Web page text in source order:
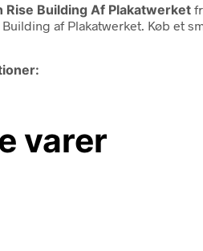
Rise Building Af Plakatwerket
Building af Plakatwerket. Køb
varer